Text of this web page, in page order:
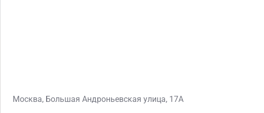
Москва, Большая Андроньевская улица, 17А